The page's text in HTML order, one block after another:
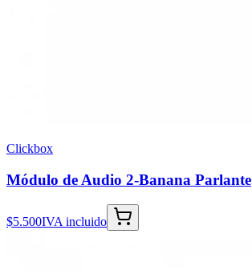
Clickbox
Módulo de Audio 2-Banana Parlante
$5.500IVA incluido